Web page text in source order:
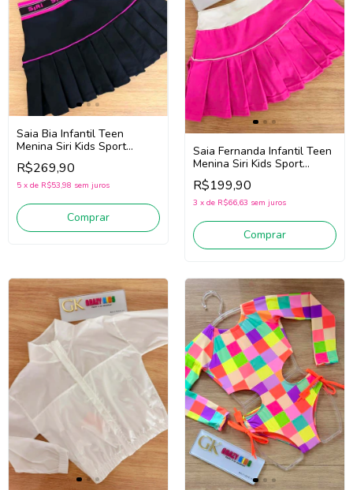
Saia Bia Infantil Teen
Menina Siri Kids Sport
Diversão 44749 (Preto)
R$269,90
5 x de R$53,98 sem juros
Comprar
Saia Fernanda Infantil Teen
Menina Siri Kids Sport
Badminton 44786 (Rosa)
R$199,90
3 x de R$66,63 sem juros
Comprar